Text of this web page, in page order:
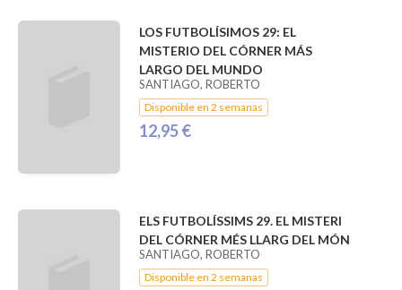
LOS FUTBOLÍSIMOS 29: EL
MISTERIO DEL CÓRNER MÁS
LARGO DEL MUNDO
SANTIAGO, ROBERTO
Disponible en 2 semanas
12,95 €
ELS FUTBOLÍSSIMS 29. EL MISTERI
DEL CÓRNER MÉS LLARG DEL MÓN
SANTIAGO, ROBERTO
Disponible en 2 semanas